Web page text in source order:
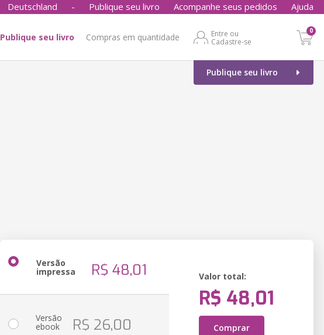
Deutschland - Publique seu livro Acompanhe seus pedidos Ajuda
Publique seu livro Compras em quantidade
Entre ou
Cadastre-se
0
Publique seu livro
Versão
impressa R$ 48,01 Valor total:
R$ 48,01
Comprar
Versão
ebook R$ 26,00